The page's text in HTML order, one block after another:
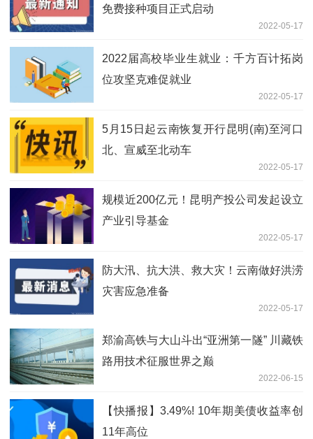
免费接种项目正式启动
2022-05-17
2022届高校毕业生就业：千方百计拓岗
位攻坚克难促就业
2022-05-17
5月15日起云南恢复开行昆明(南)至河口
北、宣威至北动车
2022-05-17
规模近200亿元！昆明产投公司发起设立
产业引导基金
2022-05-17
防大汛、抗大洪、救大灾！云南做好洪涝
灾害应急准备
2022-05-17
郑渝高铁与大山斗出“亚洲第一隧” 川藏铁
路用技术征服世界之巅
2022-06-15
【快播报】3.49%! 10年期美债收益率创
11年高位